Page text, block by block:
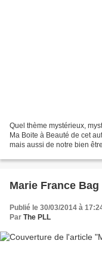
Quel thème mystérieux,
Ma Boite à Beauté de cet
mais aussi de notre bien
Marie France Bag
Publié le 30/03/2014 à
Par The PLL